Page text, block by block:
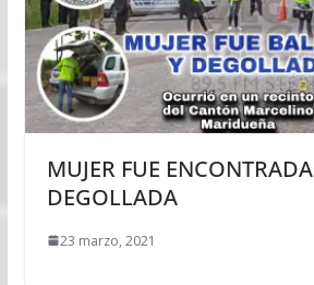
MUJER FUE ENCONTRADA
DEGOLLADA
23 marzo, 2021